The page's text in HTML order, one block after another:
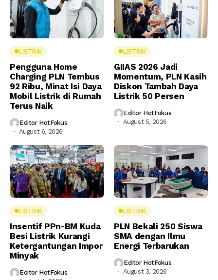
LISTRIK
Pengguna Home
Charging PLN Tembus
92 Ribu, Minat Isi Daya
Mobil Listrik di Rumah
Terus Naik
Editor HotFokus
August 6, 2026
LISTRIK
GIIAS 2026 Jadi
Momentum, PLN Kasih
Diskon Tambah Daya
Listrik 50 Persen
Editor HotFokus
August 5, 2026
LISTRIK
Insentif PPn-BM Kuda
Besi Listrik Kurangi
Ketergantungan Impor
Minyak
Editor HotFokus
LISTRIK
PLN Bekali 250 Siswa
SMA dengan Ilmu
Energi Terbarukan
Editor HotFokus
August 3, 2026